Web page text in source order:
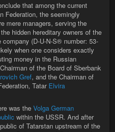
that among the current
Federation, the seemingly
mere managers, serving the
hidden hereditary owners of the
company (D-U-N-S® number: 53-
when one considers exactly
money in the Russian
of the Board of Sberbank
Gref, and the Chairman of
Tatar Elvira
was the Volga German
within the USSR. And after
of Tatarstan upstream of the